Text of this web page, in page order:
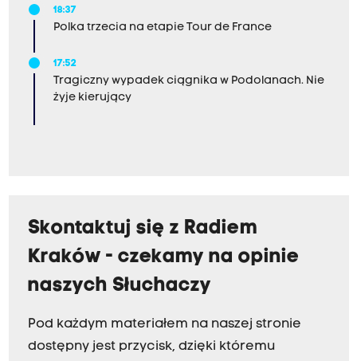
18:37
Polka trzecia na etapie Tour de France
17:52
Tragiczny wypadek ciągnika w Podolanach. Nie
żyje kierujący
Skontaktuj się z Radiem
Kraków - czekamy na opinie
naszych Słuchaczy
Pod każdym materiałem na naszej stronie
dostępny jest przycisk, dzięki któremu